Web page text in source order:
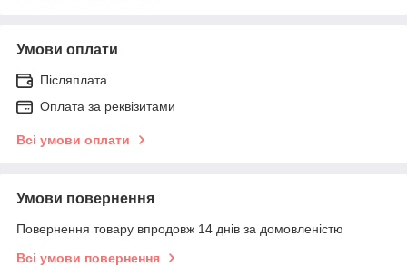
Умови оплати
Післяплата
Оплата за реквізитами
Всі умови оплати
Умови повернення
Повернення товару впродовж 14 днів за домовленістю
Всі умови повернення